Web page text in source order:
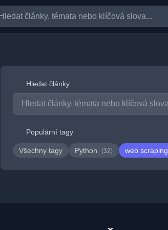
Hledat články
Populární tagy
Všechny tagy Python (32) web scraping